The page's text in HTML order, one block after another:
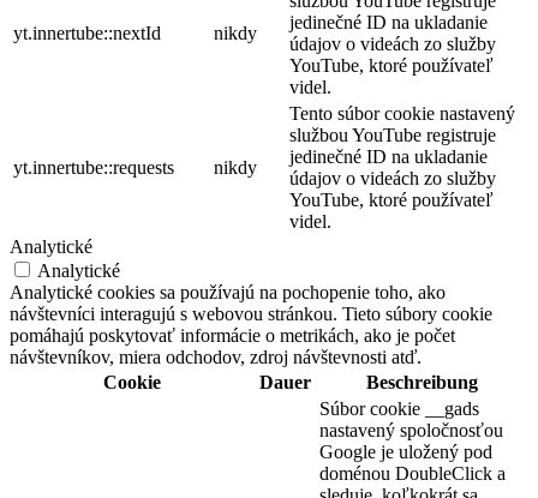
yt.innertube::nextId nikdy
jedinečné ID na ukladanie
údajov o videách zo služby
YouTube, ktoré používateľ
videl.
yt.innertube::requests nikdy
Tento súbor cookie nastavený
službou YouTube registruje
jedinečné ID na ukladanie
údajov o videách zo služby
YouTube, ktoré používateľ
videl.
Analytické
Analytické
Analytické cookies sa používajú na pochopenie toho, ako
návštevníci interagujú s webovou stránkou. Tieto súbory cookie
pomáhajú poskytovať informácie o metrikách, ako je počet
návštevníkov, miera odchodov, zdroj návštevnosti atď.
Cookie
Dauer Beschreibung
Súbor cookie __gads
nastavený spoločnosťou
Google je uložený pod
doménou DoubleClick a